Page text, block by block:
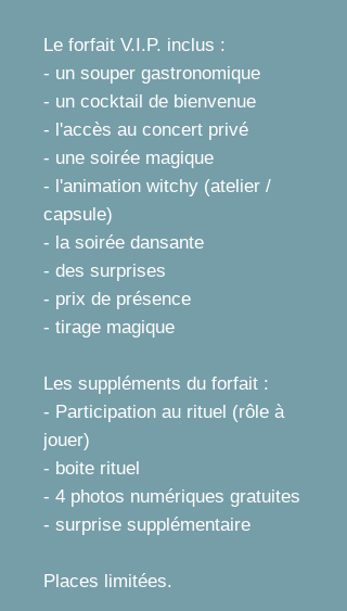
Le forfait V.I.P. inclus :
- un souper gastronomique
- un cocktail de bienvenue
- l'accès au concert privé
- une soirée magique
- l'animation witchy (atelier /
capsule)
- la soirée dansante
- des surprises
- prix de présence
- tirage magique
​Les suppléments du forfait :
- Participation au rituel (rôle à
jouer)
- boite rituel
- 4 photos numériques gratuites
- surprise supplémentaire
​Places limitées.